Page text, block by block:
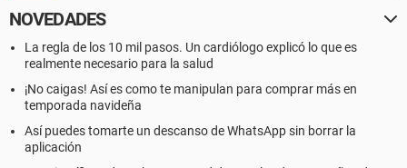
NOVEDADES
La regla de los 10 mil pasos. Un cardiólogo explicó lo que es
realmente necesario para la salud
¡No caigas! Así es como te manipulan para comprar más en
temporada navideña
Así puedes tomarte un descanso de WhatsApp sin borrar la
aplicación